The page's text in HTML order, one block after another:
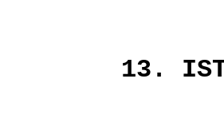
13.